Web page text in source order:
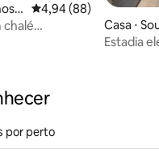
4,94 de uma avaliação
4,94 (88)
chalé
Casa ⋅
Estadia
por perto